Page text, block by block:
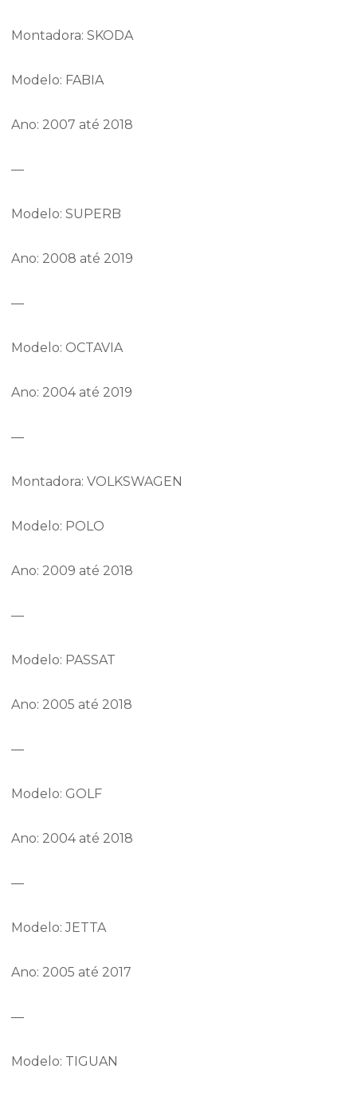
Montadora: SKODA
Modelo: FABIA
Ano: 2007 até 2018
—
Modelo: SUPERB
Ano: 2008 até 2019
—
Modelo: OCTAVIA
Ano: 2004 até 2019
—
Montadora: VOLKSWAGEN
Modelo: POLO
Ano: 2009 até 2018
—
Modelo: PASSAT
Ano: 2005 até 2018
—
Modelo: GOLF
Ano: 2004 até 2018
—
Modelo: JETTA
Ano: 2005 até 2017
—
Modelo: TIGUAN